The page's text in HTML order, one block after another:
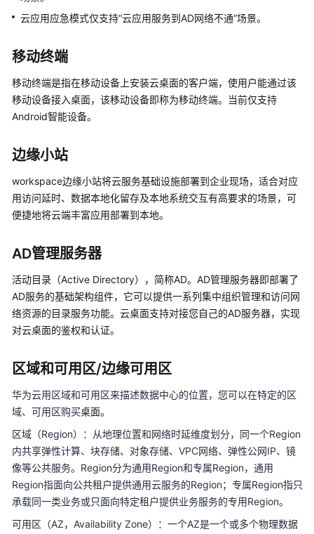
系
计
说
明
速
门
用
指
南
（终
端
用
户）
户
南
（管
理
员）
最
佳
践
云应用应急模式仅支持“云应用服务到AD网络不通”场景。
移动终端
移动终端是指在移动设备上安装云桌面的客户端，使用户能通过该
移动设备接入桌面，该移动设备即称为移动终端。当前仅支持
Android智能设备。
边缘小站
workspace边缘小站将云服务基础设施部署到企业现场，适合对应
用访问延时、数据本地化留存及本地系统交互有高要求的场景，可
便捷地将云端丰富应用部署到本地。
AD管理服务器
活动目录（Active Directory），简称AD。AD管理服务器即部署了
AD服务的基础架构组件，它可以提供一系列集中组织管理和访问网
络资源的目录服务功能。云桌面支持对接您自己的AD服务器，实现
对云桌面的鉴权和认证。
区域和可用区/边缘可用区
华为云用区域和可用区来描述数据中心的位置，您可以在特定的区
域、可用区购买桌面。
区域（Region）：从地理位置和网络时延维度划分，同一个Region
内共享弹性计算、块存储、对象存储、VPC网络、弹性公网IP、镜
像等公共服务。Region分为通用Region和专属Region，通用
Region指面向公共租户提供通用云服务的Region；专属Region指只
承载同一类业务或只面向特定租户提供业务服务的专用Region。
可用区（AZ，Availability Zone）：一个AZ是一个或多个物理数据